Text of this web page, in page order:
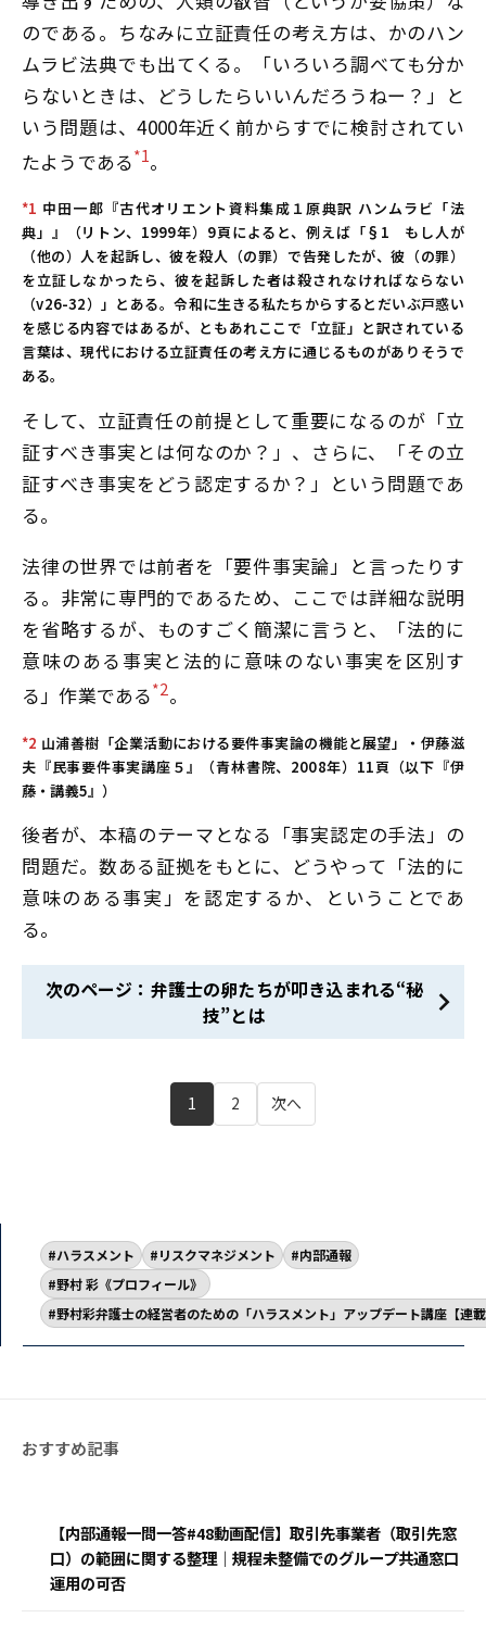
のである。ちなみに立証責任の考え方は、かのハン
ムラビ法典でも出てくる。「いろいろ調べても分か
らないときは、どうしたらいいんだろうねー？」と
いう問題は、4000年近く前からすでに検討されてい
たようである*1。
*1 中田一郎『古代オリエント資料集成１原典訳 ハンムラビ「法
典」』（リトン、1999年）9頁によると、例えば「§1 もし人が
（他の）人を起訴し、彼を殺人（の罪）で告発したが、彼（の罪）
を立証しなかったら、彼を起訴した者は殺されなければならない
（v26-32）」とある。令和に生きる私たちからするとだいぶ戸惑い
を感じる内容ではあるが、ともあれここで「立証」と訳されている
言葉は、現代における立証責任の考え方に通じるものがありそうで
ある。
そして、立証責任の前提として重要になるのが「立
証すべき事実とは何なのか？」、さらに、「その立
証すべき事実をどう認定するか？」という問題であ
る。
法律の世界では前者を「要件事実論」と言ったりす
る。非常に専門的であるため、ここでは詳細な説明
を省略するが、ものすごく簡潔に言うと、「法的に
意味のある事実と法的に意味のない事実を区別す
る」作業である*2。
*2 山浦善樹「企業活動における要件事実論の機能と展望」・伊藤滋
夫『民事要件事実講座５』（青林書院、2008年）11頁（以下『伊
藤・講義5』）
後者が、本稿のテーマとなる「事実認定の手法」の
問題だ。数ある証拠をもとに、どうやって「法的に
意味のある事実」を認定するか、ということであ
る。
次のページ：弁護士の卵たちが叩き込まれる“秘
技”とは
1 2 次へ
ハラスメント リスクマネジメント
内部通報
野村 彩《プロフィール》
野村彩弁護士の経営者のための「ハラスメント」アップデート講座【連
【内部通報一問一答#48動画配信】取引先事業者（取引先窓
口）の範囲に関する整理｜規程未整備でのグループ共通窓口
運用の可否